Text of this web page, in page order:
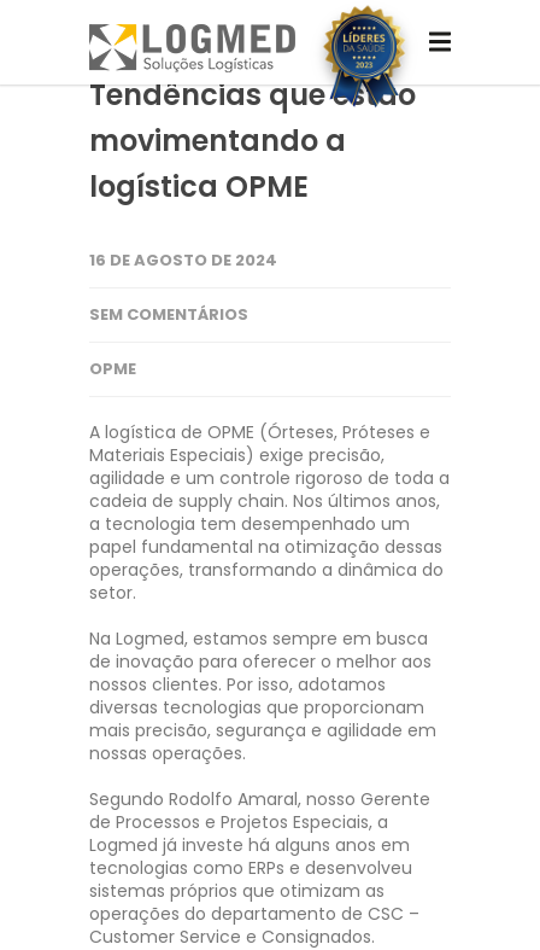
Tendências que estão
movimentando a
logística OPME
16 DE AGOSTO DE 2024
SEM COMENTÁRIOS
OPME
A logística de OPME (Órteses, Próteses e
Materiais Especiais) exige precisão,
agilidade e um controle rigoroso de toda a
cadeia de supply chain. Nos últimos anos,
a tecnologia tem desempenhado um
papel fundamental na otimização dessas
operações, transformando a dinâmica do
setor.
Na Logmed, estamos sempre em busca
de inovação para oferecer o melhor aos
nossos clientes. Por isso, adotamos
diversas tecnologias que proporcionam
mais precisão, segurança e agilidade em
nossas operações.
Segundo Rodolfo Amaral, nosso Gerente
de Processos e Projetos Especiais, a
Logmed já investe há alguns anos em
tecnologias como ERPs e desenvolveu
sistemas próprios que otimizam as
operações do departamento de CSC –
Customer Service e Consignados.